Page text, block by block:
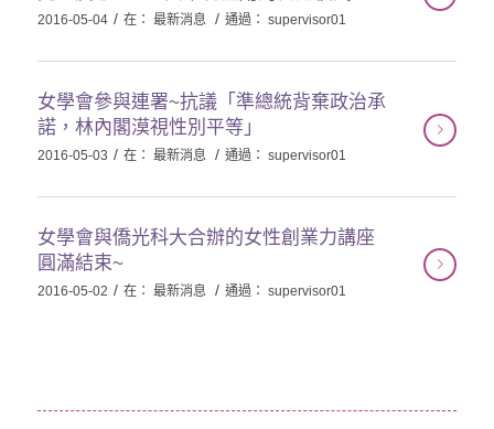
2016-05-04 / 在： 最新消息 / 通過： supervisor01
女學會參與連署~抗議「準總統背棄政治承
諾，林內閣漠視性別平等」
2016-05-03 / 在： 最新消息 / 通過： supervisor01
女學會與僑光科大合辦的女性創業力講座
圓滿結束~
2016-05-02 / 在： 最新消息 / 通過： supervisor01